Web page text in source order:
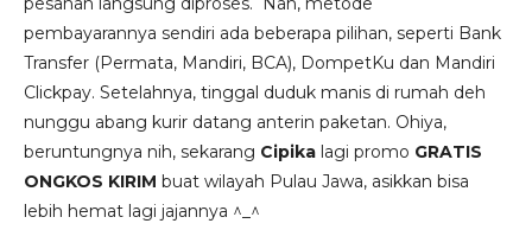
pembayarannya sendiri ada beberapa pilihan, seperti Bank
Transfer (Permata, Mandiri, BCA), DompetKu dan Mandiri
Clickpay. Setelahnya, tinggal duduk manis di rumah deh
nunggu abang kurir datang anterin paketan. Ohiya,
beruntungnya nih, sekarang Cipika lagi promo GRATIS
ONGKOS KIRIM buat wilayah Pulau Jawa, asikkan bisa
lebih hemat lagi jajannya ^_^